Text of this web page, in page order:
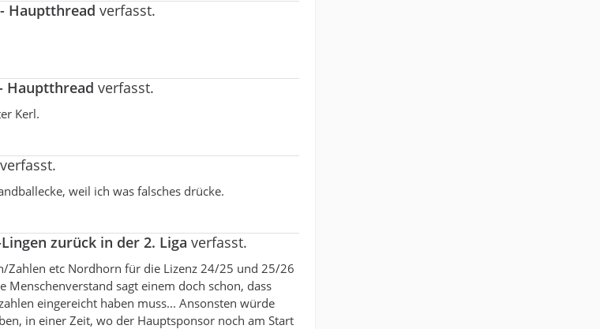
Hauptthread verfasst.
Hauptthread verfasst.
Kerl.
verfasst.
weil ich was falsches drücke.
zurück in der 2. Liga verfasst.
Zahlen etc Nordhorn für die Lizenz 24/25 und 25/26
sagt einem doch schon, dass
eingereicht haben muss... Ansonsten würde
in einer Zeit, wo der Hauptsponsor noch am Start